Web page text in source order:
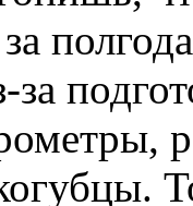
за